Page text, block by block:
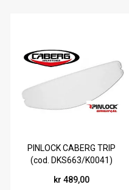
PINLOCK CABERG TRIP
(cod. DKS663/K0041)
kr 489,00